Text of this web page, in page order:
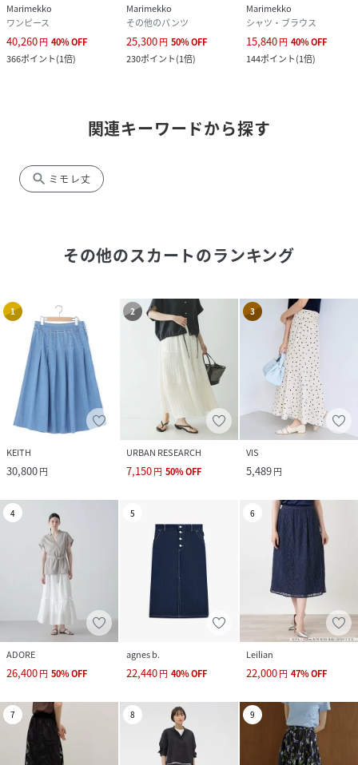
Marimekko
ワンピース
40,260円 40%OFF
366ポイント(1倍)
Marimekko
その他のパンツ
25,300円 50%OFF
230ポイント(1倍)
Marimekko
シャツ・ブラウス
15,840円 40%OFF
144ポイント(1倍)
関連キーワードから探す
search ミモレ丈
その他のスカートのランキング
1
KEITH
30,800円
2
URBAN RESEARCH
7,150円 50%OFF
3
VIS
5,489円
4
ADORE
26,400円 50%OFF
5
agnes b.
22,440円 40%OFF
6
Leilian
22,000円 47%OFF
7 8 9